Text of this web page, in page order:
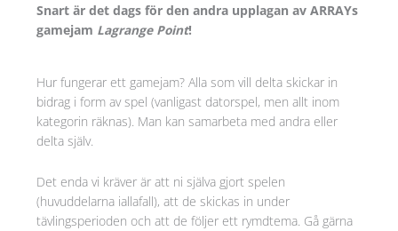
Snart är det dags för den andra upplagan av ARRAYs
gamejam Lagrange Point!
Hur fungerar ett gamejam? Alla som vill delta skickar in
bidrag i form av spel (vanligast datorspel, men allt inom
kategorin räknas). Man kan samarbeta med andra eller
delta själv.
Det enda vi kräver är att ni själva gjort spelen
(huvuddelarna iallafall), att de skickas in under
tävlingsperioden och att de följer ett rymdtema. Gå gärna